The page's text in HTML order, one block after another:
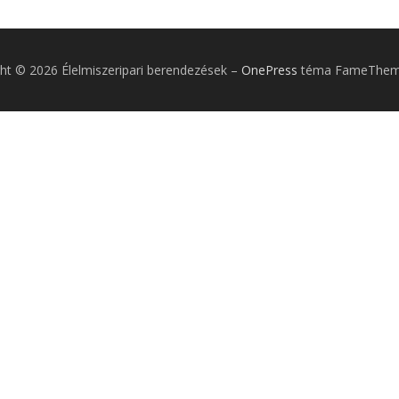
© 2026 Élelmiszeripari berendezések – OnePress téma